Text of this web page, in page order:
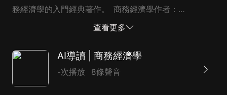
務經濟學的入門經典著作。 商務經濟學作者：
RobDransfield本書由復旦大學出版社出版音頻技術由訊
查看更多
AI導讀 | 商務經濟學
-次播放 8條聲音